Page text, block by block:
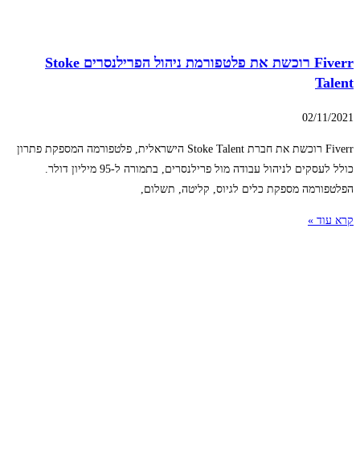
Fiverr רוכשת את פלטפורמת ניהול הפרילנסרים Stoke
Talent
02/11/2021
Fiverr רוכשת את חברת Stoke Talent הישראלית, פלטפורמה המספקת פתרון
כולל לעסקים לניהול עבודה מול פרילנסרים, בתמורה ל-95 מיליון דולר.
הפלטפורמה מספקת כלים לגיוס, קליטה, תשלום,
קרא עוד »